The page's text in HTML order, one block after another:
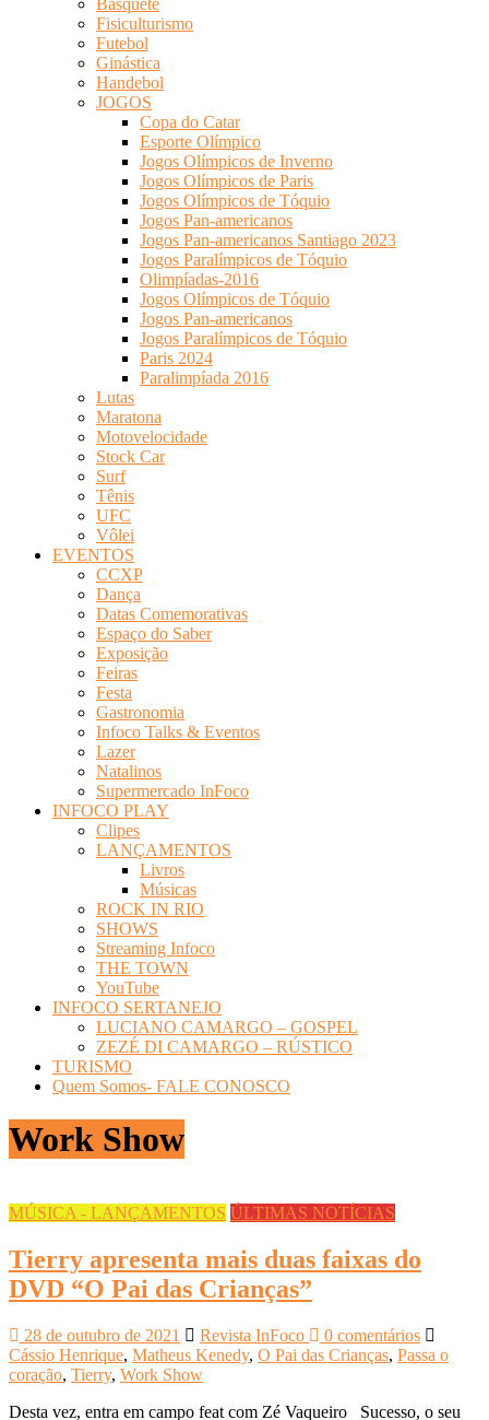
Basquete
Fisiculturismo
Futebol
Ginástica
Handebol
JOGOS
Copa do Catar
Esporte Olímpico
Jogos Olímpicos de Inverno
Jogos Olímpicos de Paris
Jogos Olímpicos de Tóquio
Jogos Pan-americanos
Jogos Pan-americanos Santiago 2023
Jogos Paralímpicos de Tóquio
Olimpíadas-2016
Jogos Olímpicos de Tóquio
Jogos Pan-americanos
Jogos Paralímpicos de Tóquio
Paris 2024
Paralimpíada 2016
Lutas
Maratona
Motovelocidade
Stock Car
Surf
Tênis
UFC
Vôlei
EVENTOS
CCXP
Dança
Datas Comemorativas
Espaço do Saber
Exposição
Feiras
Festa
Gastronomia
Infoco Talks & Eventos
Lazer
Natalinos
Supermercado InFoco
INFOCO PLAY
Clipes
LANÇAMENTOS
Livros
Músicas
ROCK IN RIO
SHOWS
Streaming Infoco
THE TOWN
YouTube
INFOCO SERTANEJO
LUCIANO CAMARGO – GOSPEL
ZEZÉ DI CAMARGO – RÚSTICO
TURISMO
Quem Somos- FALE CONOSCO
Work Show
MÚSICA - LANÇAMENTOS ÚLTIMAS NOTÍCIAS
Tierry apresenta mais duas faixas do
DVD “O Pai das Crianças”
28 de outubro de 2021 Revista InFoco
0 comentários
Cássio Henrique, Matheus Kenedy, O Pai das Crianças, Passa o
coração, Tierry, Work Show
Desta vez, entra em campo feat com Zé Vaqueiro Sucesso, o seu